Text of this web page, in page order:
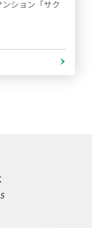
ション「サク